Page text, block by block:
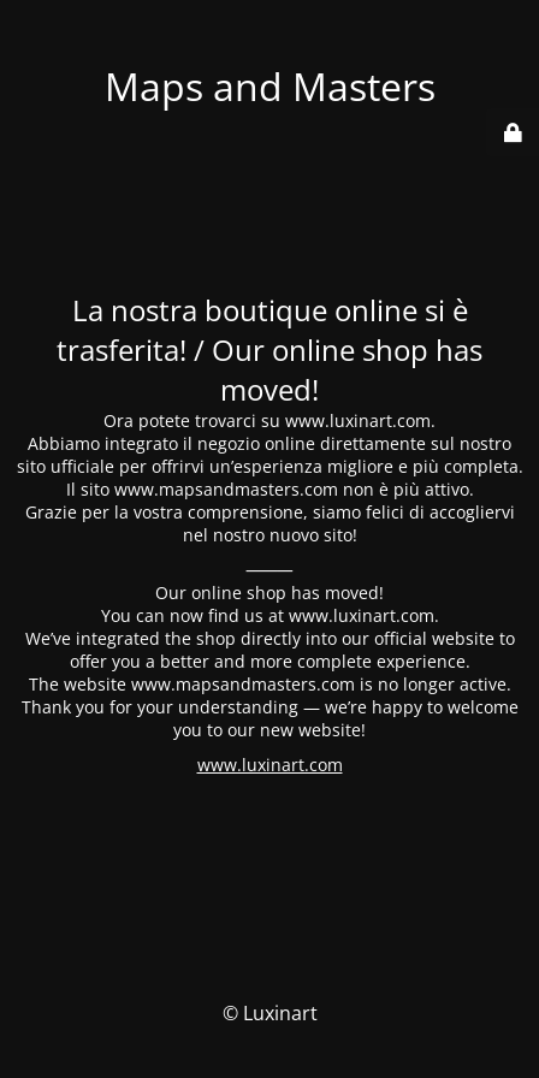
Maps and Masters
La nostra boutique online si è
trasferita! / Our online shop has
moved!
Ora potete trovarci su www.luxinart.com.
Abbiamo integrato il negozio online direttamente sul nostro
sito ufficiale per offrirvi un’esperienza migliore e più completa.
Il sito www.mapsandmasters.com non è più attivo.
Grazie per la vostra comprensione, siamo felici di accogliervi
nel nostro nuovo sito!
⸻
Our online shop has moved!
You can now find us at www.luxinart.com.
We’ve integrated the shop directly into our official website to
offer you a better and more complete experience.
The website www.mapsandmasters.com is no longer active.
Thank you for your understanding — we’re happy to welcome
you to our new website!
www.luxinart.com
© Luxinart